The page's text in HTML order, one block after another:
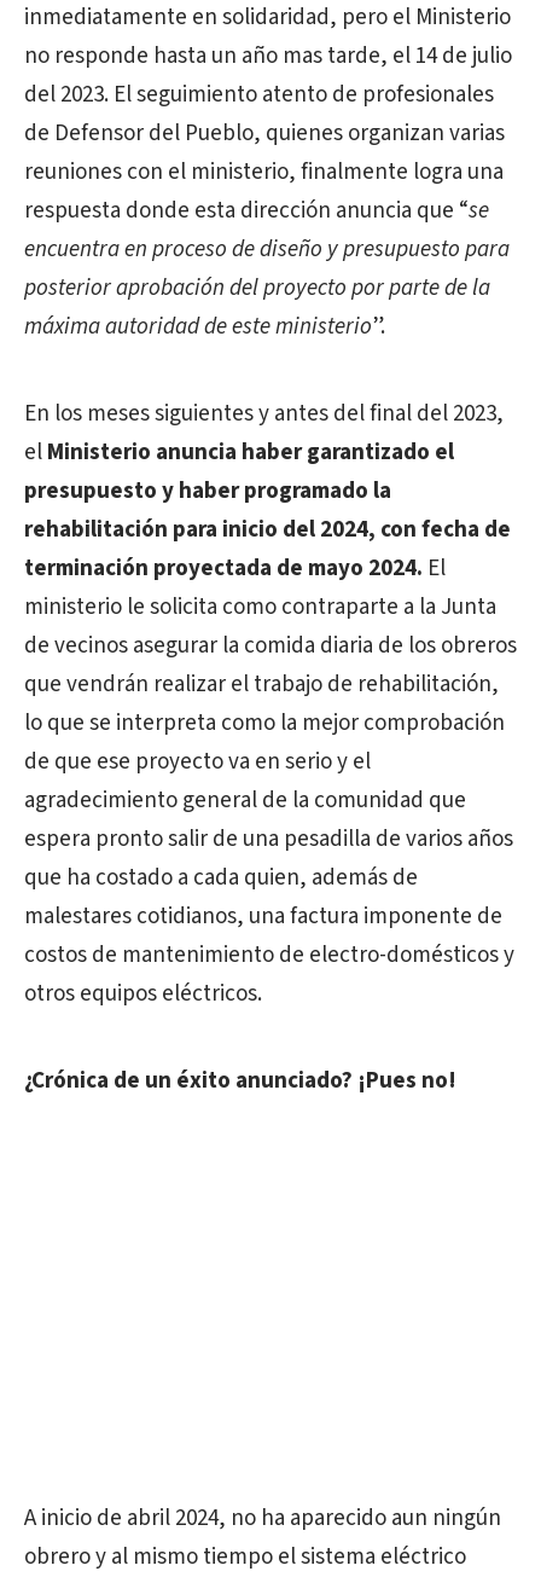
inmediatamente en solidaridad, pero el Ministerio
no responde hasta un año mas tarde, el 14 de julio
del 2023. El seguimiento atento de profesionales
de Defensor del Pueblo, quienes organizan varias
reuniones con el ministerio, finalmente logra una
respuesta donde esta dirección anuncia que “se
encuentra en proceso de diseño y presupuesto para
posterior aprobación del proyecto por parte de la
máxima autoridad de este ministerio”.
En los meses siguientes y antes del final del 2023,
elMinisterio anuncia haber garantizado el
presupuesto y haber programado la
rehabilitación para inicio del 2024, con fecha de
terminación proyectada de mayo 2024. El
ministerio le solicita como contraparte a la Junta
de vecinos asegurar la comida diaria de los obreros
que vendrán realizar el trabajo de rehabilitación,
lo que se interpreta como la mejor comprobación
de que ese proyecto va en serio y el
agradecimiento general de la comunidad que
espera pronto salir de una pesadilla de varios años
que ha costado a cada quien, además de
malestares cotidianos, una factura imponente de
costos de mantenimiento de electro-domésticos y
otros equipos eléctricos.
¿Crónica de un éxito anunciado? ¡Pues no!
A inicio de abril 2024, no ha aparecido aun ningún
obrero y al mismo tiempo el sistema eléctrico